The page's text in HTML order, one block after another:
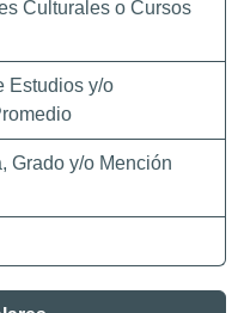
Culturales o Cursos
Estudios y/o
Grado y/o Mención